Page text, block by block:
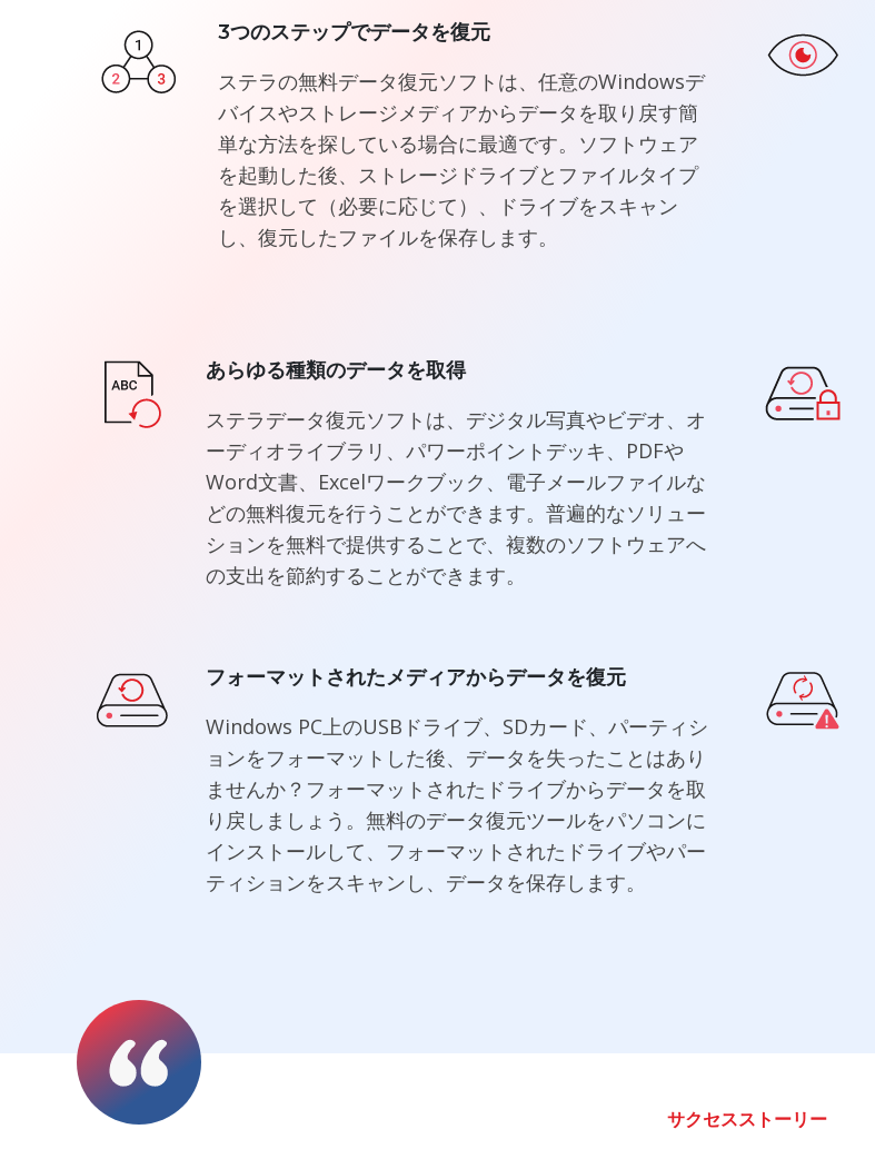
3つのステップでデータを復元
ステラの無料データ復元ソフトは、任意のWindowsデ
バイスやストレージメディアからデータを取り戻す簡
単な方法を探している場合に最適です。ソフトウェア
を起動した後、ストレージドライブとファイルタイプ
を選択して（必要に応じて）、ドライブをスキャン
し、復元したファイルを保存します。
あらゆる種類のデータを取得
ステラデータ復元ソフトは、デジタル写真やビデオ、オ
ーディオライブラリ、パワーポイントデッキ、PDFや
Word文書、Excelワークブック、電子メールファイルな
どの無料復元を行うことができます。普遍的なソリュー
ションを無料で提供することで、複数のソフトウェアへ
の支出を節約することができます。
フォーマットされたメディアからデータを復元
Windows PC上のUSBドライブ、SDカード、パーティシ
ョンをフォーマットした後、データを失ったことはあり
ませんか？フォーマットされたドライブからデータを取
り戻しましょう。無料のデータ復元ツールをパソコンに
インストールして、フォーマットされたドライブやパー
ティションをスキャンし、データを保存します。
サクセスストーリー